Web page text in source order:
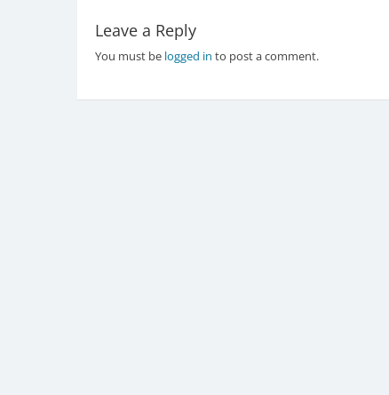
Leave a Reply
You must be logged in to post a comment.